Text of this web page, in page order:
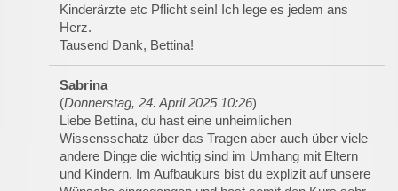
Kinderärzte etc Pflicht sein! Ich lege es jedem ans
Herz.
Tausend Dank, Bettina!
Sabrina
(Donnerstag, 24. April 2025 10:26)
Liebe Bettina, du hast eine unheimlichen
Wissensschatz über das Tragen aber auch über viele
andere Dinge die wichtig sind im Umhang mit Eltern
und Kindern. Im Aufbaukurs bist du explizit auf unsere